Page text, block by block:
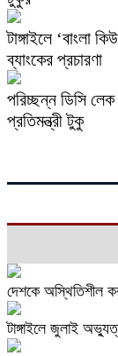
টাঙ্গাইলে ‘বাংলা
ব্যাংকের প্রচারণা
পরিচ্ছন্ন ডিসি
প্রতিমন্ত্রী টুকু
দেশকে অস্থিতিশীল
টাঙ্গাইলে জুলাই